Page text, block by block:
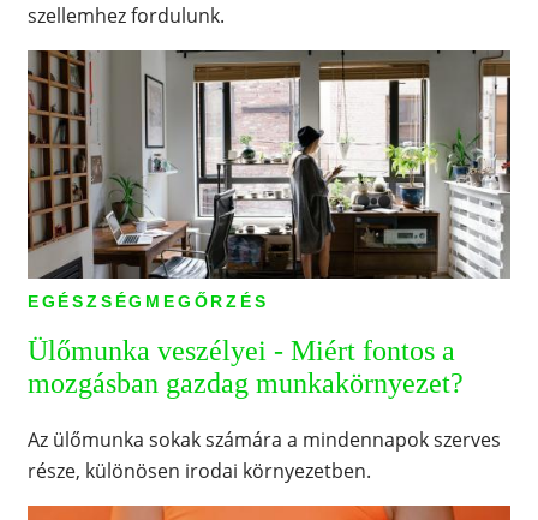
szellemhez fordulunk.
EGÉSZSÉGMEGŐRZÉS
Ülőmunka veszélyei - Miért fontos a
mozgásban gazdag munkakörnyezet?
Az ülőmunka sokak számára a mindennapok szerves
része, különösen irodai környezetben.